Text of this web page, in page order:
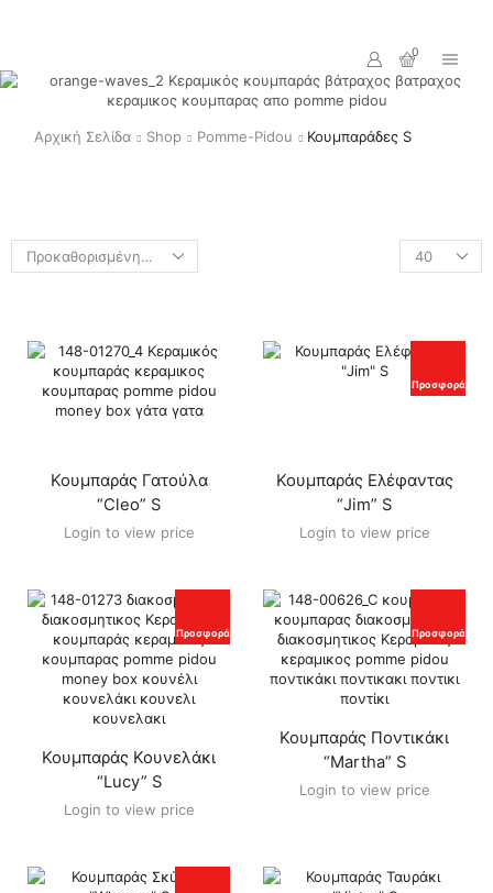
0
Αρχική Σελίδα Shop Pomme-Pidou Κουμπαράδες S
Κουμπαράς Γατούλα
“Cleo” S
Login to view price
Προσφορά
Κουμπαράς Ελέφαντας
“Jim” S
Login to view price
Προσφορά
Κουμπαράς Κουνελάκι
“Lucy” S
Login to view price
Προσφορά
Κουμπαράς Ποντικάκι
“Martha” S
Login to view price